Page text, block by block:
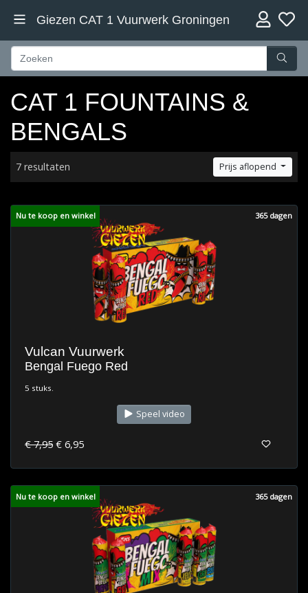
Giezen CAT 1 Vuurwerk Groningen
CAT 1 FOUNTAINS &
BENGALS
7 resultaten Prijs aflopend
Nu te koop en winkel 365 dagen
Vulcan Vuurwerk
Bengal Fuego Red
5 stuks.
Speel video
€ 7,95 € 6,95
Nu te koop en winkel 365 dagen